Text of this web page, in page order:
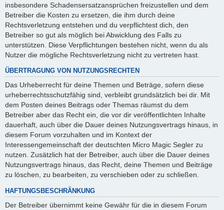
insbesondere Schadensersatzansprüchen freizustellen und dem
Betreiber die Kosten zu ersetzen, die ihm durch deine
Rechtsverletzung entstehen und du verpflichtest dich, den
Betreiber so gut als möglich bei Abwicklung des Falls zu
unterstützen. Diese Verpflichtungen bestehen nicht, wenn du als
Nutzer die mögliche Rechtsverletzung nicht zu vertreten hast.
ÜBERTRAGUNG VON NUTZUNGSRECHTEN
Das Urheberrecht für deine Themen und Beträge, sofern diese
urheberrechtsschutzfähig sind, verbleibt grundsätzlich bei dir. Mit
dem Posten deines Beitrags oder Themas räumst du dem
Betreiber aber das Recht ein, die vor dir veröffentlichten Inhalte
dauerhaft, auch über die Dauer deines Nutzungsvertrags hinaus, in
diesem Forum vorzuhalten und im Kontext der
Interessengemeinschaft der deutschten Micro Magic Segler zu
nutzen. Zusätzlich hat der Betreiber, auch über die Dauer deines
Nutzungsvertrags hinaus, das Recht, deine Themen und Beiträge
zu löschen, zu bearbeiten, zu verschieben oder zu schließen.
HAFTUNGSBESCHRÄNKUNG
Der Betreiber übernimmt keine Gewähr für die in diesem Forum